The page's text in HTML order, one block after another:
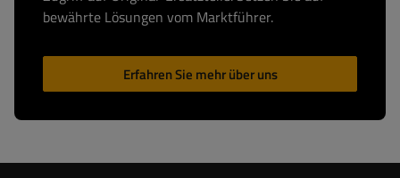
bewährte Lösungen vom Marktführer.
Erfahren Sie mehr über uns